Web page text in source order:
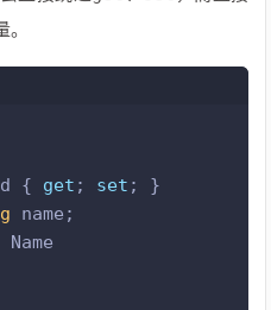
{ get ; set ; }
name;
Name